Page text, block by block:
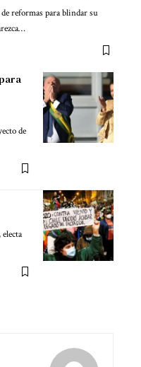
reformas para blindar su
de